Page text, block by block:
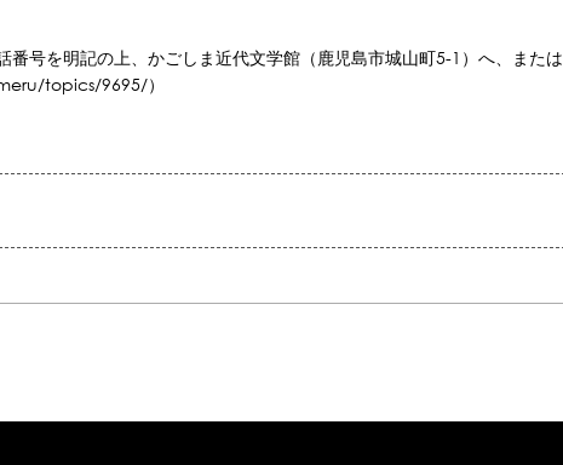
号を明記の上、かごしま近代文学館（鹿児島市城山町5-1）へ、または
topics/9695/）